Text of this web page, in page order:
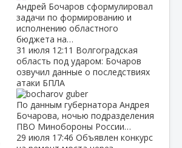
Андрей Бочаров сформулировал
задачи по формированию и
исполнению областного
бюджета на…
31 июля 12:11 Волгоградская
область под ударом: Бочаров
озвучил данные о последствиях
атаки БПЛА
По данным губернатора Андрея
Бочарова, ночью подразделения
ПВО Минобороны России…
29 июля 17:46 Объявлен конкурс